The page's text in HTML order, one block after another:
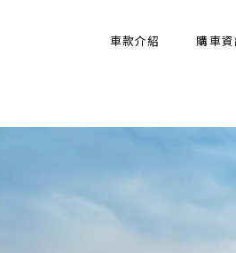
車款介紹 購車